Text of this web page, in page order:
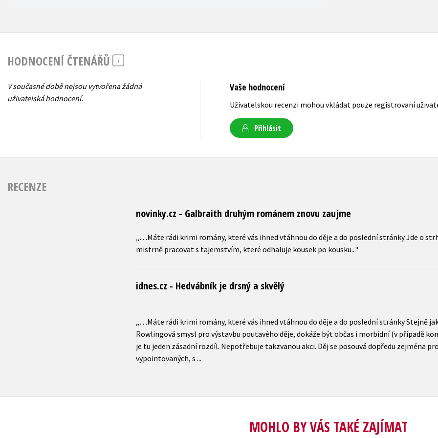
HODNOCENÍ ČTENÁŘŮ
V současné době nejsou vytvořena žádná
uživatelská hodnocení.
Vaše hodnocení
Uživatelskou recenzi mohou vkládat pouze registrovaní
Přihlásit
RECENZE
novinky.cz - Galbraith druhým románem znovu zaujme
„…Máte rádi krimi romány, které vás ihned vtáhnou do děje a do poslední stránky Jde o
mistrně pracovat s tajemstvím, které odhaluje kousek po kousku..."
idnes.cz - Hedvábník je drsný a skvělý
„…Máte rádi krimi romány, které vás ihned vtáhnou do děje a do poslední stránky Stejně
Rowlingová smysl pro výstavbu poutavého děje, dokáže být občas i morbidní (v případě
je tu jeden zásadní rozdíl. Nepotřebuje takzvanou akci. Děj se posouvá dopředu zejména
MOHLO BY VÁS TAKÉ ZAJÍMAT